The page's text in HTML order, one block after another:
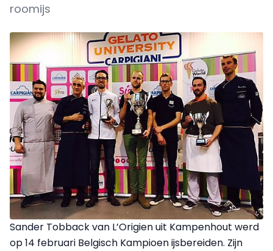
roomijs
Sander Tobback van L’Origien uit Kampenhout werd
op 14 februari Belgisch Kampioen ijsbereiden. Zijn